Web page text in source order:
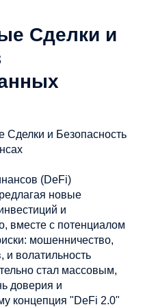
Сделки и
Сделки и Безопасность
(DeFi)
новые
и
вместе с потенциалом
мошенничество,
и волатильность
стал массовым,
доверия и
концепция "DeFi 2.0"